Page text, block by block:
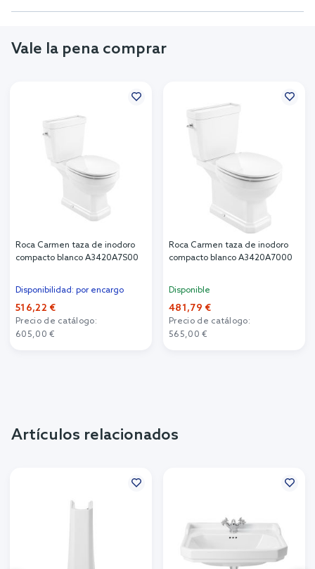
Vale la pena comprar
Roca Carmen taza de inodoro
compacto blanco A3420A7S00
Disponibilidad: por encargo
516,22 €
Precio de catálogo:
605,00 €
Roca Carmen taza de inodoro
compacto blanco A3420A7000
Disponible
481,79 €
Precio de catálogo:
565,00 €
Artículos relacionados